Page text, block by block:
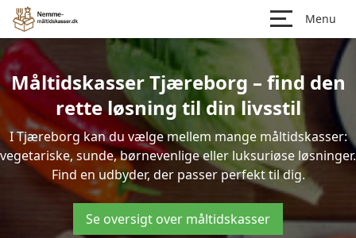
Menu
Måltidskasser Tjæreborg – find den
rette løsning til din livsstil
I Tjæreborg kan du vælge mellem mange måltidskasser:
vegetariske, sunde, børnevenlige eller luksuriøse løsninger.
Find en udbyder, der passer perfekt til dig.
Se oversigt over måltidskasser